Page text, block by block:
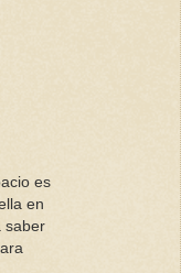
es
en
saber